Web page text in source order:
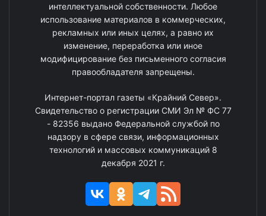
интеллектуальной собственности. Любое
использование материалов в коммерческих,
рекламных или иных целях, а равно их
изменение, переработка или иное
модифицирование без письменного согласия
правообладателя запрещены.
Интернет-портал газеты «Крайний Север».
Свидетельство о регистрации СМИ Эл № ФС 77
- 82356 выдано Федеральной службой по
надзору в сфере связи, информационных
технологий и массовых коммуникаций 8
декабря 2021 г.